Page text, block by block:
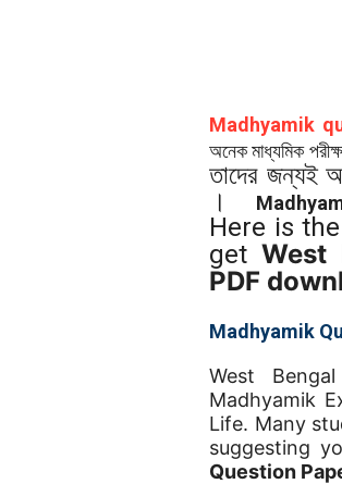
Madhyamik
অনেক মাধ্যমিক
তাদের জন্যই
।
Here is
getWest
PDF
Madhyamik
West
Madhyamik
Life. Many
suggesting
Question